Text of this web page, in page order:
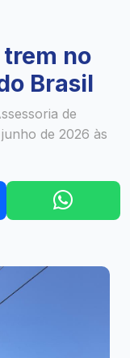
no
Brasil
de
de 2026 às